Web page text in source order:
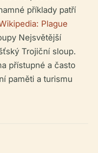
příklady patří
Plague
Nejsvětější
Trojiční sloup.
přístupné a často
paměti a turismu